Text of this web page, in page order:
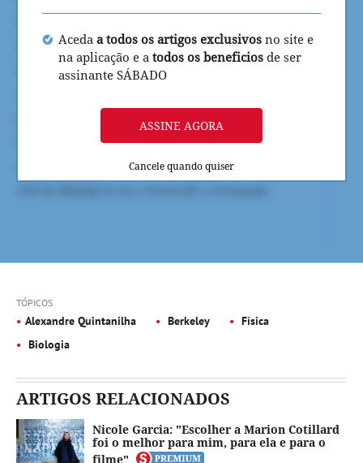
Aceda a todos os artigos exclusivos no site e
na aplicação e a todos os beneficios de ser
assinante SÁBADO
ASSINE AGORA
Cancele quando quiser
TÓPICOS
Alexandre Quintanilha Berkeley
Física
Biologia
ARTIGOS RELACIONADOS
Nicole Garcia: "Escolher a Marion Cotillard
foi o melhor para mim, para ela e para o
filme"